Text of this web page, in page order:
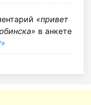
«привет
в анкете